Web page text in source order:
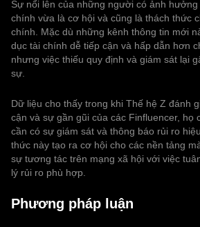
Sự nổi lên của những người có ảnh
chính vừa là cơ hội và cũng là thách thức
chính. Mặc dù những kênh thông tin mới
dục tài chính dễ tiếp cận và hấp dẫn hơn
nhưng việc thiếu quy định và giám sát lại
sự.
Dữ liệu cho thấy trong khi Thế hệ Z đánh
cận và sự gần gũi của các Finfluencer, họ
cần có sự giám sát và thông báo rủi ro
thức này tạo ra cơ hội cho các nền tảng
sự tương tác trên mạng xã hội với việc
lý rủi ro phù hợp.
Phương pháp luận